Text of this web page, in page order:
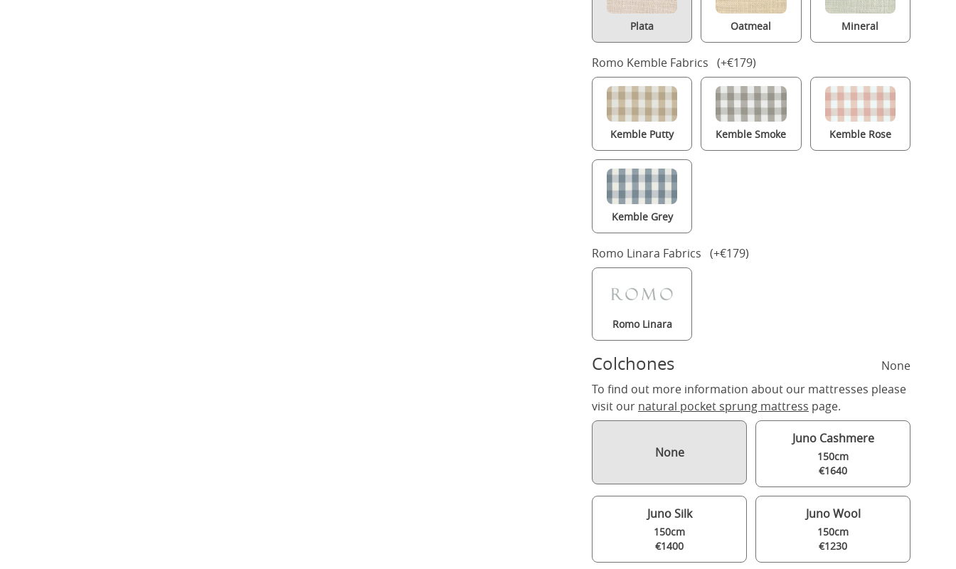
Plata Oatmeal Mineral
Romo Kemble Fabrics (+€179)
Kemble Putty Kemble Smoke Kemble Rose
Kemble Grey
Romo Linara Fabrics (+€179)
Romo Linara
Colchones
None
To find out more information about our mattresses please
visit our natural pocket sprung mattress page.
None
Juno Cashmere
150cm
€1640
Juno Silk
150cm
€1400
Juno Wool
150cm
€1230